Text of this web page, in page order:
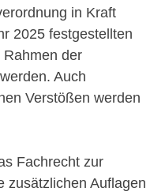
in Kraft
2025 festgestellten
Rahmen der
Auch
Verstößen werden
Fachrecht zur
zusätzlichen Auflagen